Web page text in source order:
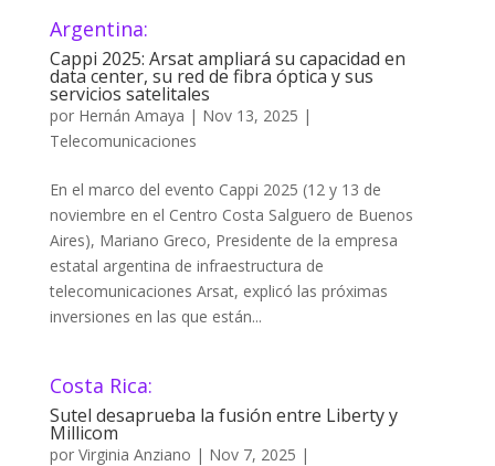
Argentina:
Cappi 2025: Arsat ampliará su capacidad en
data center, su red de fibra óptica y sus
servicios satelitales
por Hernán Amaya | Nov 13, 2025 |
Telecomunicaciones
En el marco del evento Cappi 2025 (12 y 13 de
noviembre en el Centro Costa Salguero de Buenos
Aires), Mariano Greco, Presidente de la empresa
estatal argentina de infraestructura de
telecomunicaciones Arsat, explicó las próximas
inversiones en las que están...
Costa Rica:
Sutel desaprueba la fusión entre Liberty y
Millicom
por Virginia Anziano | Nov 7, 2025 |